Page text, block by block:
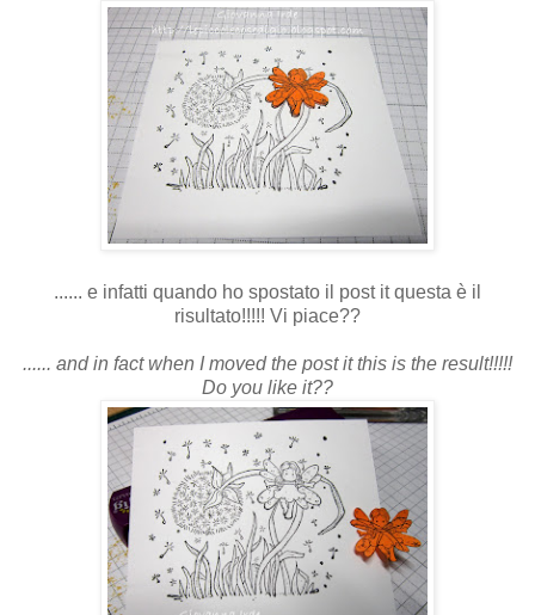
...... e infatti quando ho spostato il post it questa è il
risultato!!!!! Vi piace??
...... and in fact when I moved the post it this is the result!!!!!
Do you like it??